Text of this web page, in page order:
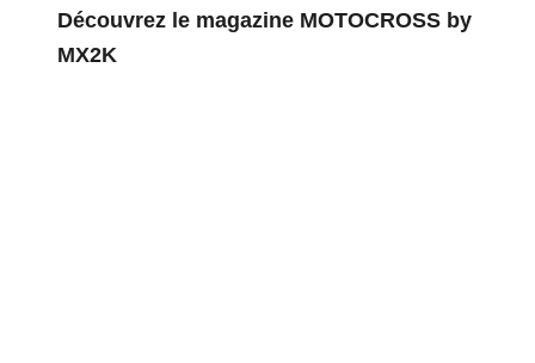
Découvrez le magazine MOTOCROSS by
MX2K